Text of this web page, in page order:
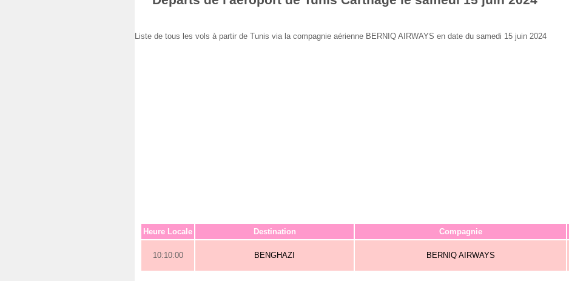
Liste de tous les vols à partir de Tunis via la compagnie aérienne BERNIQ AIRWAYS en date du samedi 15 juin 2024
Heure Locale Destination Compagnie
10:10:00 BENGHAZI BERNIQ AIRWAYS